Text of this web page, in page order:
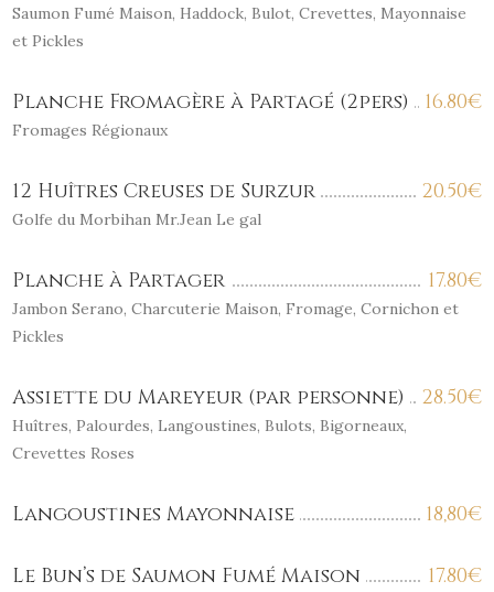
Saumon Fumé Maison, Haddock, Bulot, Crevettes, Mayonnaise
et Pickles
16.80€
Planche Fromagère à Partagé (2pers)
Fromages Régionaux
20.50€
12 Huîtres Creuses de Surzur
Golfe du Morbihan Mr.Jean Le gal
17.80€
Planche à Partager
Jambon Serano, Charcuterie Maison, Fromage, Cornichon et
Pickles
28.50€
Assiette du Mareyeur (par personne)
Huîtres, Palourdes, Langoustines, Bulots, Bigorneaux,
Crevettes Roses
18,80€
Langoustines Mayonnaise
17.80€
Le Bun’s de Saumon Fumé Maison